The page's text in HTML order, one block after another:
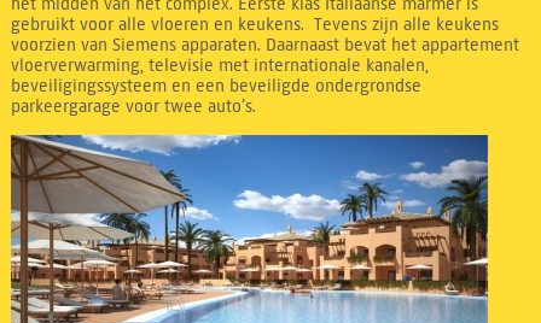
gebruikt voor alle vloeren en keukens. Tevens zijn alle keukens
voorzien van Siemens apparaten. Daarnaast bevat het appartement
vloerverwarming, televisie met internationale kanalen,
beveiligingssysteem en een beveiligde ondergrondse
parkeergarage voor twee auto’s.